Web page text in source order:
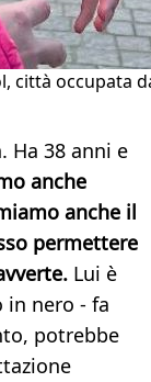
città occupata
Ha 38 anni e
anche
anche il
permettere
Lui è
in nero - fa
potrebbe